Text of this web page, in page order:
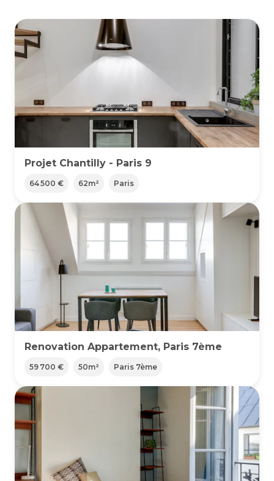
Projet Chantilly - Paris 9
64 500 € 62m² Paris
Renovation Appartement, Paris 7ème
59 700 € 50m² Paris 7ème